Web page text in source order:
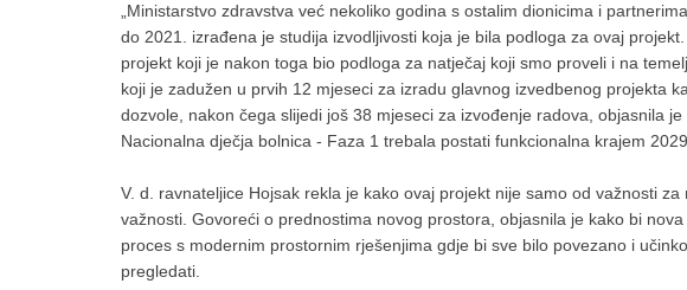
„Ministarstvo zdravstva već nekoliko godina s ostalim dionicima i
do 2021. izrađena je studija izvodljivosti koja je bila podloga za ovaj
projekt koji je nakon toga bio podloga za natječaj koji smo proveli i na
koji je zadužen u prvih 12 mjeseci za izradu glavnog izvedbenog projekta
dozvole, nakon čega slijedi još 38 mjeseci za izvođenje radova, objasnila
Nacionalna dječja bolnica - Faza 1 trebala postati funkcionalna krajem
V. d. ravnateljice Hojsak rekla je kako ovaj projekt nije samo od važnosti
važnosti. Govoreći o prednostima novog prostora, objasnila je kako bi
proces s modernim prostornim rješenjima gdje bi sve bilo povezano i
pregledati.